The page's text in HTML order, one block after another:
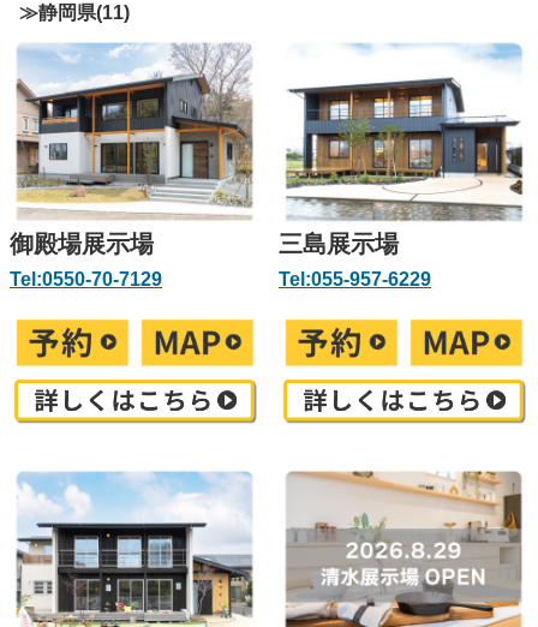
≫静岡県(11)
御殿場展示場
Tel:0550-70-7129
三島展示場
Tel:055-957-6229